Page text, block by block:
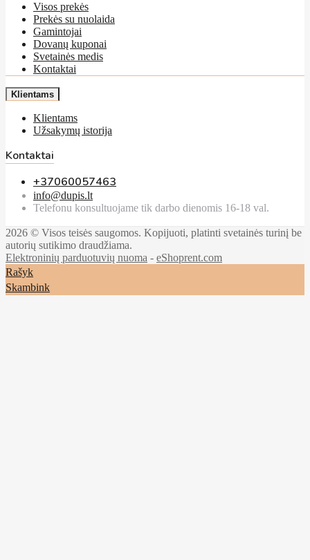
Visos prekės
Prekės su nuolaida
Gamintojai
Dovanų kuponai
Svetainės medis
Kontaktai
Klientams
Klientams
Užsakymų istorija
Kontaktai
+37060057463
info@dupis.lt
Telefonu konsultuojame tik darbo dienomis 16-18 val.
2026 © Visos teisės saugomos. Kopijuoti, platinti svetainės turinį be
autorių sutikimo draudžiama.
Elektroninių parduotuvių nuoma - eShoprent.com
Rašyk
Skambink